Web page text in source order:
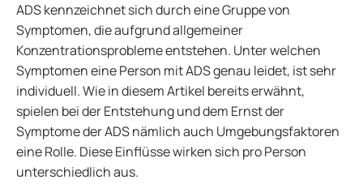
ADS kennzeichnet sich durch eine Gruppe von
Symptomen, die aufgrund allgemeiner
Konzentrationsprobleme entstehen. Unter welchen
Symptomen eine Person mit ADS genau leidet, ist sehr
individuell. Wie in diesem Artikel bereits erwähnt,
spielen bei der Entstehung und dem Ernst der
Symptome der ADS nämlich auch Umgebungsfaktoren
eine Rolle. Diese Einflüsse wirken sich pro Person
unterschiedlich aus.